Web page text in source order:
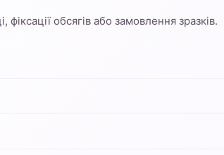
обсягів або замовлення зразків.